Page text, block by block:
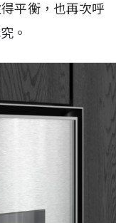
平衡，也再次呼
。